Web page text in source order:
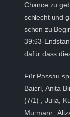
Chance zu
schlecht und
schon zu
39:63-
dafür dass
Für Passau
Baierl, Anita
(7/1) , Julia,
Murmann,